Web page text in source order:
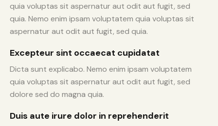
quia voluptas sit aspernatur aut odit aut fugit, sed
quia. Nemo enim ipsam voluptatem quia voluptas sit
aspernatur aut odit aut fugit, sed quia.
Excepteur sint occaecat cupidatat
Dicta sunt explicabo. Nemo enim ipsam voluptatem
quia voluptas sit aspernatur aut odit aut fugit, sed
dolore sed do magna quia.
Duis aute irure dolor in reprehenderit